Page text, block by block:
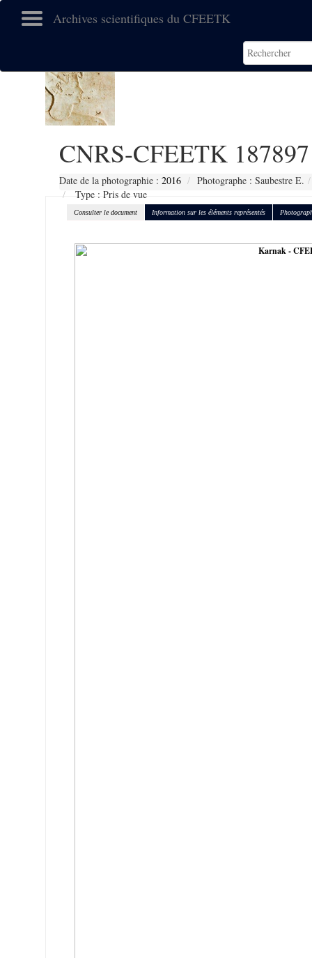
Archives scientifiques du CFEETK
CNRS-CFEETK 187897
Date de la photographie : 2016
Photographe : Saubestre E.
Type : Pris de vue
Consulter le document Information sur les éléments représentés